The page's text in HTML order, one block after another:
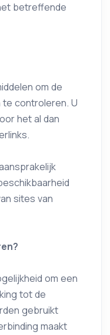
betreffende
om de
te controleren. U
het al dan
sites van
om een
tot de
gebruikt
maakt